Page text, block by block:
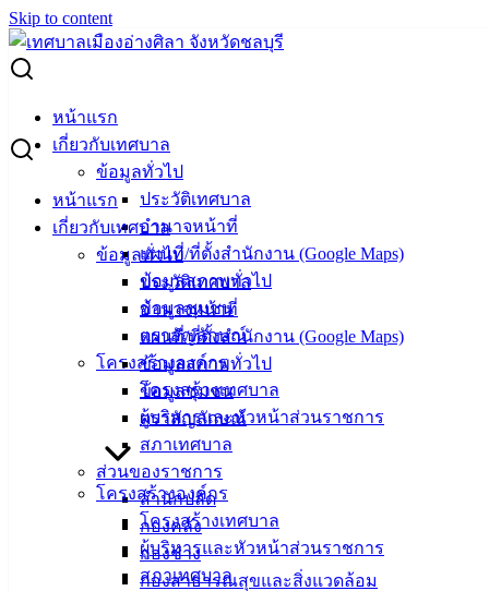
Skip to content
หน้าแรก
เกี่ยวกับเทศบาล
ข้อมูลทั่วไป
ประวัติเทศบาล
อำนาจหน้าที่
แผนที่/ที่ตั้งสำนักงาน (Google Maps)
ข้อมูลสภาพทั่วไป
ข้อมูลชุมชน
ตราสัญลักษณ์
โครงสร้างองค์กร
โครงสร้างเทศบาล
ผู้บริหารและหัวหน้าส่วนราชการ
สภาเทศบาล
ส่วนของราชการ
สำนักปลัด
กองคลัง
กองช่าง
กองสาธารณสุขและสิ่งแวดล้อม
หน้าแรก
เกี่ยวกับเทศบาล
ข้อมูลทั่วไป
ประวัติเทศบาล
อำนาจหน้าที่
แผนที่/ที่ตั้งสำนักงาน (Google Maps)
ข้อมูลสภาพทั่วไป
ข้อมูลชุมชน
ตราสัญลักษณ์
โครงสร้างองค์กร
โครงสร้างเทศบาล
ผู้บริหารและหัวหน้าส่วนราชการ
สภาเทศบาล
Search for:
ประกาศผู้ชนะการเสนอราคา ซื้อวัสดุสำนักงาน รายการ ผง
หมึกเครื่องถ่ายเอกสาร โดยวิธีเฉพาะเจาะจง
ประกาศผู้ชนะการเสนอราคา ซื้อวัสดุ
สำนักงาน รายการ ผงหมึกเครื่องถ่าย
เอกสาร โดยวิธีเฉพาะเจาะจง
มกราคม 24, 2023มกราคม 24, 2023 vichakarn
ซื้อจัดจ้าง, ประกาศผู้ชนะ
ซื้อผงหมึกเครื่องถ่ายเอกสารดาวน์โหลด
เมืองอ่าง